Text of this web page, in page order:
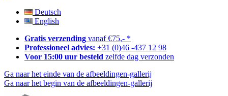
Deutsch
English
Gratis verzending vanaf €75,- *
Professioneel advies: +31 (0)46 -437 12 98
Voor 15:00 uur besteld zelfde dag verzonden
Ga naar het einde van de afbeeldingen-gallerij
Ga naar het begin van de afbeeldingen-gallerij